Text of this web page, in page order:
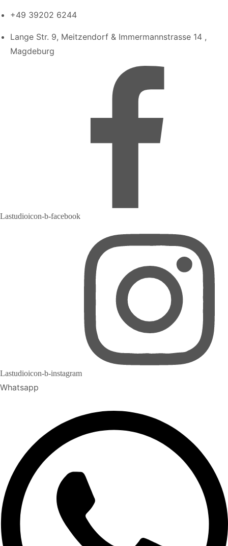
+49 39202 6244
Lange Str. 9, Meitzendorf & Immermannstrasse 14 ,
Magdeburg
Lastudioicon-b-facebook
Lastudioicon-b-instagram
Whatsapp